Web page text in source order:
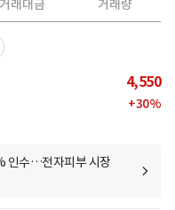
거래대금 거래량
4,550
+30%
인수…전자피부 시장